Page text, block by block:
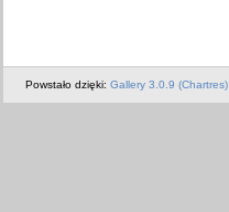
Powstało dzięki: Gallery 3.0.9 (Chartres)